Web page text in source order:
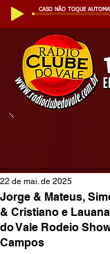
CASO NÃO TOQUE
Jorge & Mateus,
& Cristiano e
do Vale Rodeio
Campos
22 de mai. de 2025